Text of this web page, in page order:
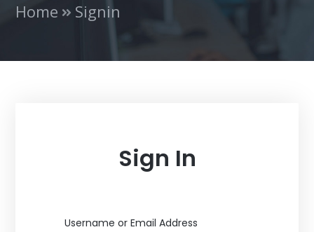
Home Signin
Sign In
Username or Email Address